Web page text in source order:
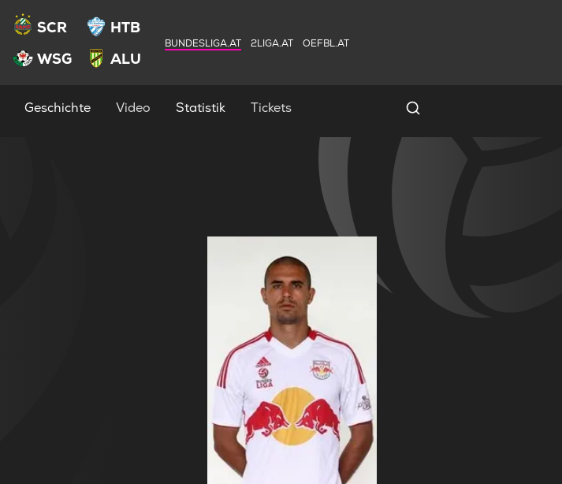
SCR
HTB
WSG ALU
BUNDESLIGA.AT 2LIGA.AT OEFBL.AT
Geschichte Video Statistik Tickets Spielersuche